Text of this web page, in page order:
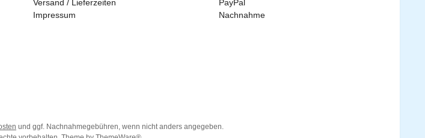
Versand / Lieferzeiten
Impressum
PayPal
Nachnahme
und ggf. Nachnahmegebühren, wenn nicht anders angegeben.